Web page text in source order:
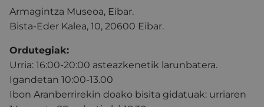
Armagintza Museoa, Eibar.
Bista-Eder Kalea, 10, 20600 Eibar.
Ordutegiak:
Urria: 16:00-20:00 asteazkenetik larunbatera.
Igandetan 10:00-13.00
Ibon Aranberrirekin doako bisita gidatuak: urriaren